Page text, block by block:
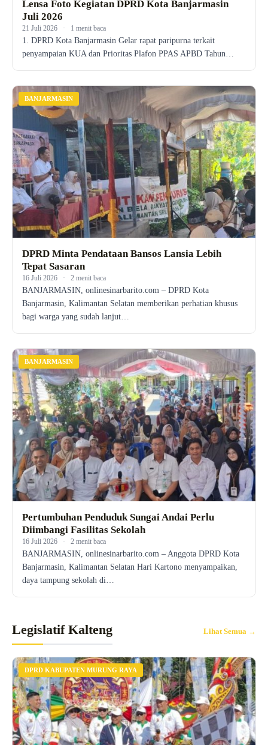
Lensa Foto Kegiatan DPRD Kota Banjarmasin
Juli 2026
21 Juli 2026 · 1 menit baca
1. DPRD Kota Banjarmasin Gelar rapat paripurna terkait
penyampaian KUA dan Prioritas Plafon PPAS APBD Tahun…
BANJARMASIN
DPRD Minta Pendataan Bansos Lansia Lebih
Tepat Sasaran
16 Juli 2026 · 2 menit baca
BANJARMASIN, onlinesinarbarito.com – DPRD Kota
Banjarmasin, Kalimantan Selatan memberikan perhatian khusus
bagi warga yang sudah lanjut…
BANJARMASIN
Pertumbuhan Penduduk Sungai Andai Perlu
Diimbangi Fasilitas Sekolah
16 Juli 2026 · 2 menit baca
BANJARMASIN, onlinesinarbarito.com – Anggota DPRD Kota
Banjarmasin, Kalimantan Selatan Hari Kartono menyampaikan,
daya tampung sekolah di…
Legislatif Kalteng Lihat Semua →
DPRD KABUPATEN MURUNG RAYA